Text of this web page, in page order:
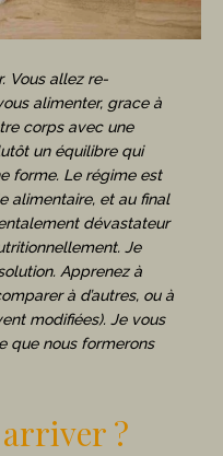
Vous allez re-
alimenter, grace à
corps avec une
un équilibre qui
forme. Le régime est
alimentaire, et au final
dévastateur
Je
Apprenez à
à d’autres, ou à
modifiées). Je vous
que nous formerons
?